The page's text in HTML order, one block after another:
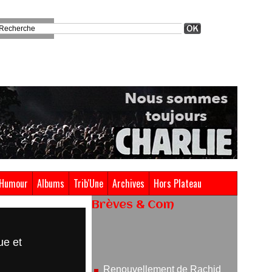
Humour Albums Trib'Une Archives Hors Plateau
et
Brèves & Com